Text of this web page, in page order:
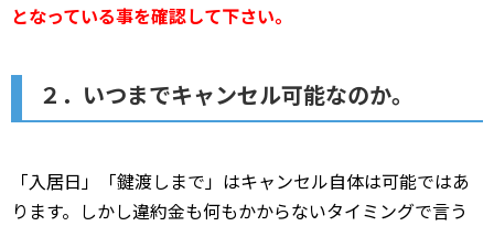
となっている事を確認して下さい。
２．いつまでキャンセル可能なのか。
「入居日」「鍵渡しまで」はキャンセル自体は可能ではあ
ります。しかし違約金も何もかからないタイミングで言う